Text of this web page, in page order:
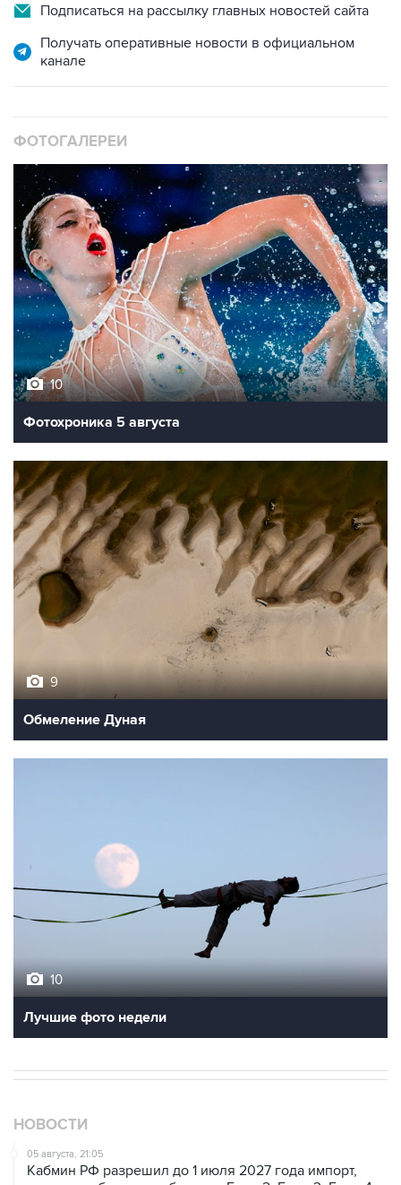
Подписаться на рассылку главных новостей сайта
Получать оперативные новости в официальном
канале
ФОТОГАЛЕРЕИ
10
Фотохроника 5 августа
9
Обмеление Дуная
10
Лучшие фото недели
НОВОСТИ
05 августа, 21:05
Кабмин РФ разрешил до 1 июля 2027 года импорт,